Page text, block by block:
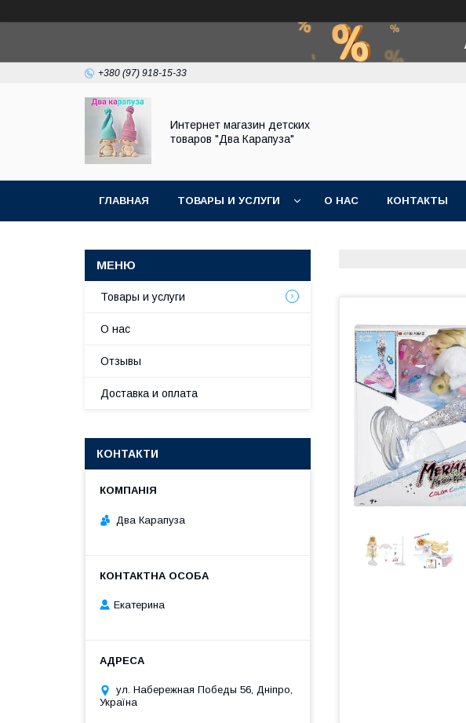
+380 (97) 918-15-33
Интернет магазин детских
товаров "Два Карапуза"
ГЛАВНАЯ ТОВАРЫ И УСЛУГИ О НАС КОНТАКТЫ
Товары и услуги
О нас
Отзывы
Доставка и оплата
КОНТАКТИ
Два Карапуза
Екатерина
ул. Набережная Победы 56, Дніпро,
Україна